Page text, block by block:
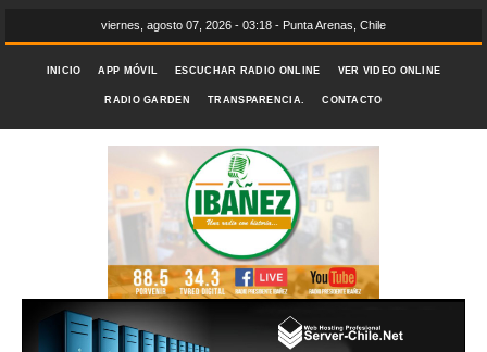
viernes, agosto 07, 2026 - 03:18 - Punta Arenas, Chile
INICIO APP MÓVIL ESCUCHAR RADIO ONLINE VER VIDEO ONLINE
RADIO GARDEN TRANSPARENCIA. CONTACTO